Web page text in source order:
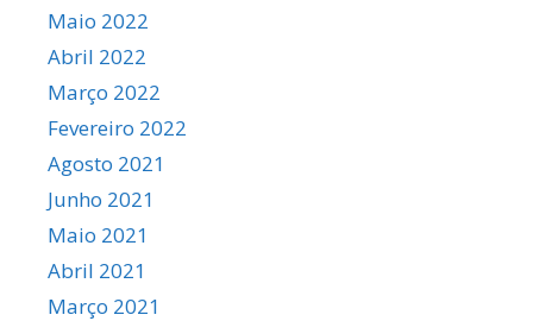
Maio 2022
Abril 2022
Março 2022
Fevereiro 2022
Agosto 2021
Junho 2021
Maio 2021
Abril 2021
Março 2021